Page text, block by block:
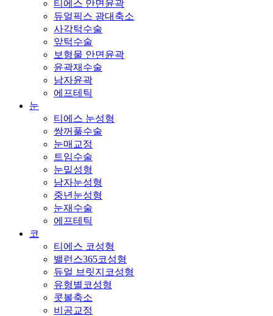
티에스 안면윤곽
듀얼픽스 광대축소
사각턱수술
앞턱수술
보형물 안면윤곽
윤곽재수술
남자윤곽
에프테틱
눈
티에스 눈성형
쌍꺼풀수술
눈매교정
트임수술
눈밑성형
남자눈성형
중년눈성형
눈재수술
에프테틱
코
티에스 코성형
밸런스365코성형
듀얼 브릿지코성형
유형별코성형
콧볼축소
비공교정